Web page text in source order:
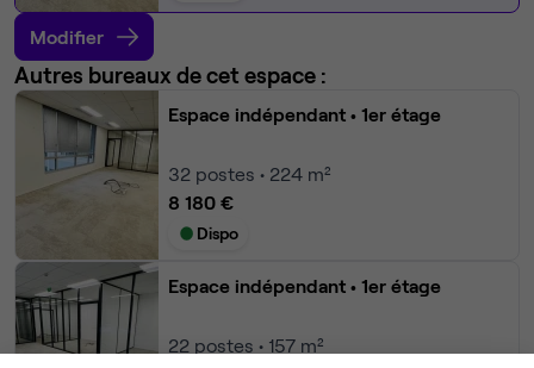
Modifier
Autres bureaux de cet espace :
Espace indépendant • 1er étage
32 postes • 224 m²
8 180 €
Dispo
Espace indépendant • 1er étage
22 postes • 157 m²